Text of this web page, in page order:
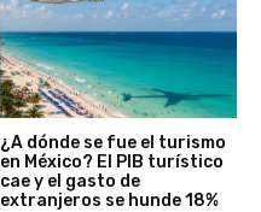
¿A dónde se fue el turismo
en México? El PIB turístico
cae y el gasto de
extranjeros se hunde 18%